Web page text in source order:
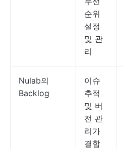
순위
설정
및 관
리
Nulab의
Backlog
이슈
추적
및 버
전 관
리가
결합